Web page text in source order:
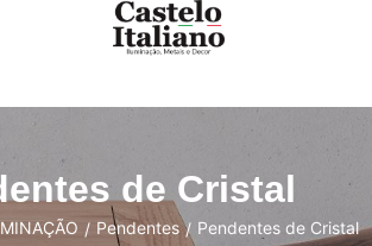
de Cristal
/ Pendentes / Pendentes de Cristal